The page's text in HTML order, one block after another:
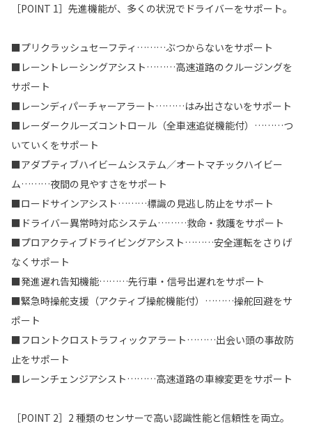
［POINT 1］先進機能が、多くの状況でドライバーをサポート。
■プリクラッシュセーフティ………ぶつからないをサポート
■レーントレーシングアシスト………高速道路のクルージングを
サポート
■レーンディパーチャーアラート………はみ出さないをサポート
■レーダークルーズコントロール（全車速追従機能付）………つ
いていくをサポート
■アダプティブハイビームシステム／オートマチックハイビー
ム………夜間の見やすさをサポート
■ロードサインアシスト………標識の見逃し防止をサポート
■ドライバー異常時対応システム………救命・救護をサポート
■プロアクティブドライビングアシスト………安全運転をさりげ
なくサポート
■発進遅れ告知機能………先行車・信号出遅れをサポート
■緊急時操舵支援（アクティブ操舵機能付）………操舵回避をサ
ポート
■フロントクロストラフィックアラート………出会い頭の事故防
止をサポート
■レーンチェンジアシスト………高速道路の車線変更をサポート
［POINT 2］2 種類のセンサーで高い認識性能と信頼性を両立。